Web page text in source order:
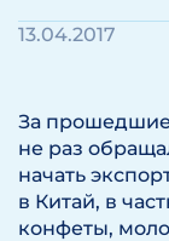
13.04.2017
За
не раз
начать
в Китай, в
конфеты,